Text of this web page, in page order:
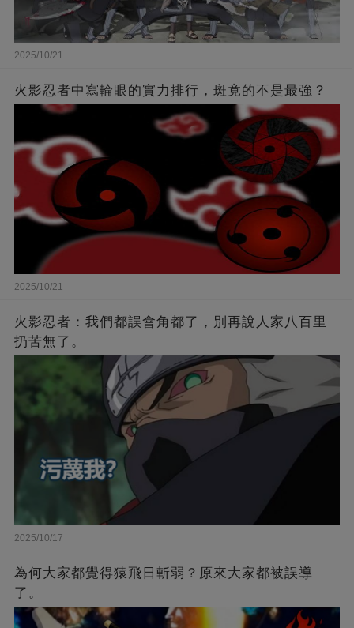
2025/10/21
火影忍者中寫輪眼的實力排行，斑竟的不是最強？
2025/10/21
火影忍者：我們都誤會角都了，別再說人家八百里
扔苦無了。
2025/10/17
為何大家都覺得猿飛日斬弱？原來大家都被誤導
了。